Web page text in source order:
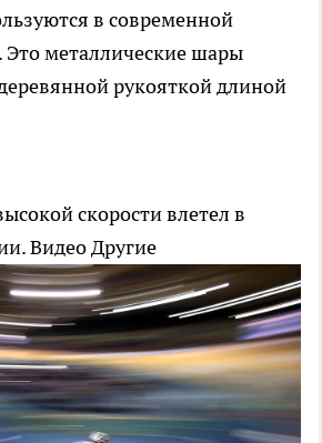
в современной
Это металлические шары
рукояткой длиной
скорости влетел в
ВидеоДругие